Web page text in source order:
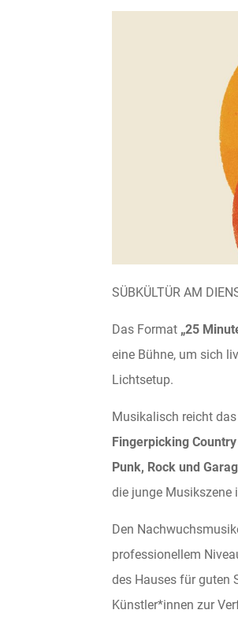
SÜBKÜLTÜR AM
Das Format „25
eine Bühne, um sich
Lichtsetup.
Musikalisch reicht
Fingerpicking
Punk, Rock und
die junge Musikszene
Den
professionellem
des Hauses für guten
Künstler*innen zur